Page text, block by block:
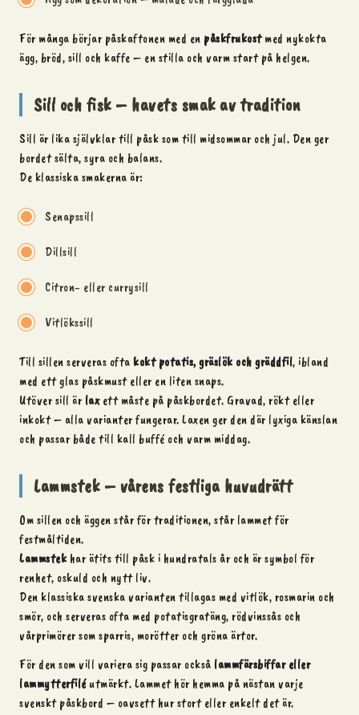
För många börjar påskaftonen med en påskfrukostmed nykokta
ägg, bröd, sill och kaffe – en stilla och varm start på helgen.
Sill och fisk – havets smak av tradition
Sill är lika självklar till påsk som till midsommar och jul. Den ger
bordet sälta, syra och balans.
De klassiska smakerna är:
Senapssill
Dillsill
Citron- eller currysill
Vitlökssill
Till sillen serveras ofta kokt potatis, gräslök och gräddfil, ibland
med ett glas påskmust eller en liten snaps.
Utöver sill är laxett måste på påskbordet. Gravad, rökt eller
inkokt – alla varianter fungerar. Laxen ger den där lyxiga känslan
och passar både till kall buffé och varm middag.
Lammstek – vårens festliga huvudrätt
Om sillen och äggen står för traditionen, står lammet för
festmåltiden.
Lammstekhar ätits till påsk i hundratals år och är symbol för
renhet, oskuld och nytt liv.
Den klassiska svenska varianten tillagas med vitlök, rosmarin och
smör, och serveras ofta med potatisgratäng, rödvinssås och
vårprimörer som sparris, morötter och gröna ärtor.
För den som vill variera sig passar också lammfärsbiffar eller
lammytterfiléutmärkt. Lammet hör hemma på nästan varje
svenskt påskbord – oavsett hur stort eller enkelt det är.